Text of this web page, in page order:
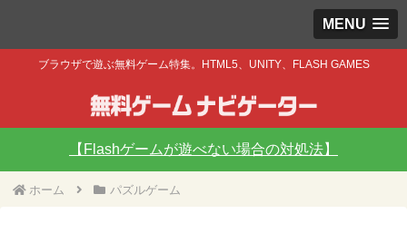
MENU
ブラウザで遊ぶ無料ゲーム特集。HTML5、UNITY、FLASH GAMES
【Flashゲームが遊べない場合の対処法】
ホーム パズルゲーム